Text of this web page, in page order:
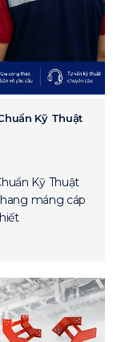
Kỹ Thuật
Kỹ Thuật
máng cáp